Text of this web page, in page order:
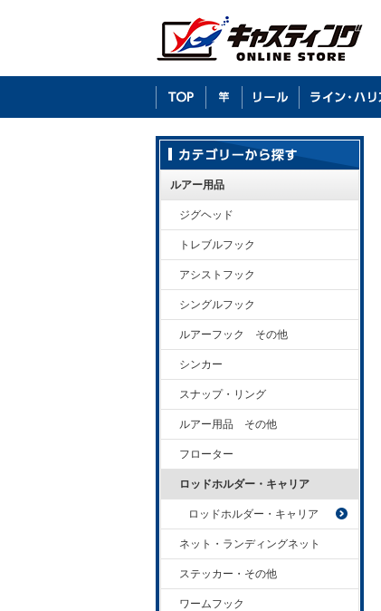
ルアー用品
ジグヘッド
トレブルフック
アシストフック
シングルフック
ルアーフック その他
シンカー
スナップ・リング
ルアー用品 その他
フローター
ロッドホルダー・キャリア
ロッドホルダー・キャリア
ネット・ランディングネット
ステッカー・その他
ワームフック